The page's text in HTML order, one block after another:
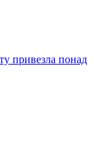
привезла понад